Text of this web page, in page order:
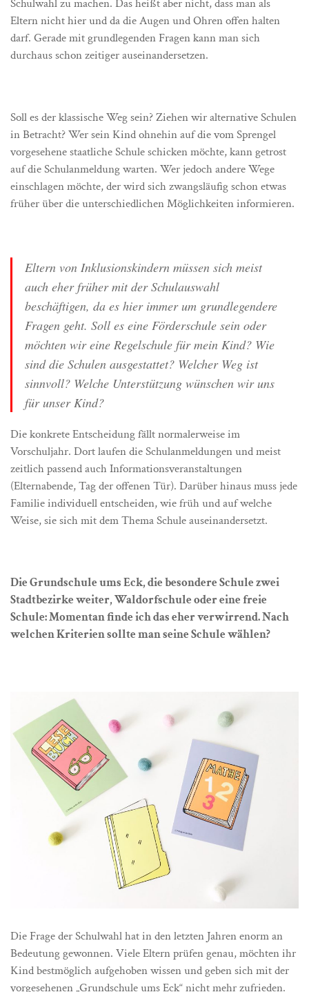
Schulwahl zu machen. Das heißt aber nicht, dass man als
Eltern nicht hier und da die Augen und Ohren offen halten
darf. Gerade mit grundlegenden Fragen kann man sich
durchaus schon zeitiger auseinandersetzen.
Soll es der klassische Weg sein? Ziehen wir alternative Schulen
in Betracht? Wer sein Kind ohnehin auf die vom Sprengel
vorgesehene staatliche Schule schicken möchte, kann getrost
auf die Schulanmeldung warten. Wer jedoch andere Wege
einschlagen möchte, der wird sich zwangsläufig schon etwas
früher über die unterschiedlichen Möglichkeiten informieren.
Eltern von Inklusionskindern müssen sich meist
auch eher früher mit der Schulauswahl
beschäftigen, da es hier immer um grundlegendere
Fragen geht. Soll es eine Förderschule sein oder
möchten wir eine Regelschule für mein Kind? Wie
sind die Schulen ausgestattet? Welcher Weg ist
sinnvoll? Welche Unterstützung wünschen wir uns
für unser Kind?
Die konkrete Entscheidung fällt normalerweise im
Vorschuljahr. Dort laufen die Schulanmeldungen und meist
zeitlich passend auch Informationsveranstaltungen
(Elternabende, Tag der offenen Tür). Darüber hinaus muss jede
Familie individuell entscheiden, wie früh und auf welche
Weise, sie sich mit dem Thema Schule auseinandersetzt.
Die Grundschule ums Eck, die besondere Schule zwei
Stadtbezirke weiter, Waldorfschule oder eine freie
Schule: Momentan finde ich das eher verwirrend. Nach
welchen Kriterien sollte man seine Schule wählen?
Die Frage der Schulwahl hat in den letzten Jahren enorm an
Bedeutung gewonnen. Viele Eltern prüfen genau, möchten ihr
Kind bestmöglich aufgehoben wissen und geben sich mit der
vorgesehenen „Grundschule ums Eck“ nicht mehr zufrieden.